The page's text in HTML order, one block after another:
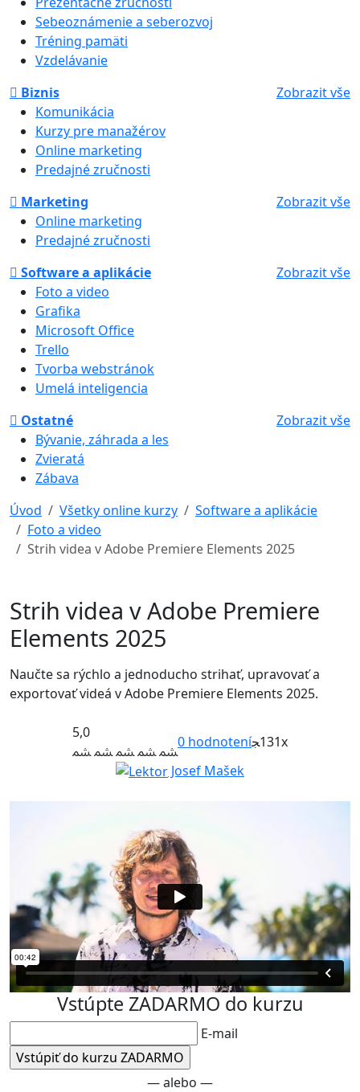
Sebeoznámenie a seberozvoj
Tréning pamäti
Vzdelávanie
Biznis
Zobrazit vše
Komunikácia
Kurzy pre manažérov
Online marketing
Predajné zručnosti
Marketing
Zobrazit vše
Online marketing
Predajné zručnosti
Software a aplikácie
Zobrazit vše
Foto a video
Grafika
Microsoft Office
Trello
Tvorba webstránok
Umelá inteligencia
Ostatné
Zobrazit vše
Bývanie, záhrada a les
Zvieratá
Zábava
Úvod
Všetky online kurzy
Software a aplikácie
Foto a video
Strih videa v Adobe Premiere Elements 2025
Strih videa v Adobe Premiere
Elements 2025
Naučte sa rýchlo a jednoducho strihať, upravovať a
exportovať videá v Adobe Premiere Elements 2025.
5,0
0 hodnotení 131x
Josef Mašek
Vstúpte ZADARMO do kurzu
E-mail
— alebo —